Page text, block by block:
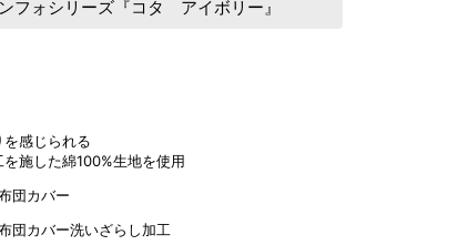
フォシリーズ『コタ アイボリー』
感じられる
施した綿100%生地を使用